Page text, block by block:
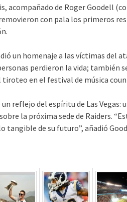
acompañado de Roger Goodell
con pala los primeros
un homenaje a las víctimas del
perdieron la vida; también
en el festival de música
reflejo del espíritu de Las Vegas:
la próxima sede de Raiders.
tangible de su futuro”, añadió